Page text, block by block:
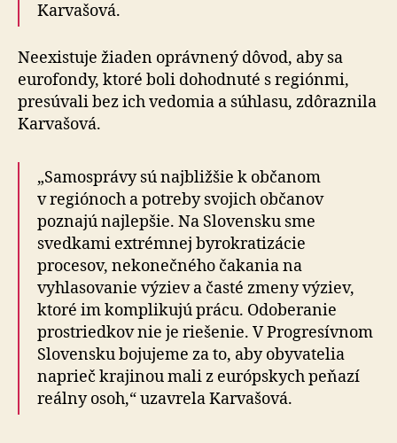
Karvašová.
Neexistuje žiaden oprávnený dôvod, aby sa
eurofondy, ktoré boli dohodnuté s regiónmi,
presúvali bez ich vedomia a súhlasu, zdôraznila
Karvašová.
„Samosprávy sú najbližšie k občanom
v regiónoch a potreby svojich občanov
poznajú najlepšie. Na Slovensku sme
svedkami extrémnej byrokratizácie
procesov, nekonečného čakania na
vyhlasovanie výziev a časté zmeny výziev,
ktoré im komplikujú prácu. Odoberanie
prostriedkov nie je riešenie. V Progresívnom
Slovensku bojujeme za to, aby obyvatelia
naprieč krajinou mali z európskych peňazí
reálny osoh,“ uzavrela Karvašová.